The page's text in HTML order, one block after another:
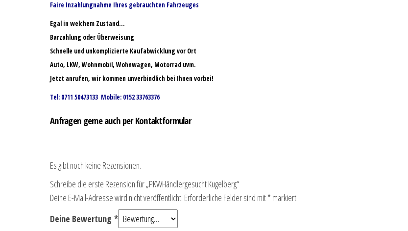
Faire Inzahlungnahme Ihres gebrauchten Fahrzeuges
Egal in welchem Zustand…
Barzahlung oder Überweisung
Schnelle und unkomplizierte Kaufabwicklung vor Ort
Auto, LKW, Wohnmobil, Wohnwagen, Motorrad uvm.
Jetzt anrufen, wir kommen unverbindlich bei Ihnen vorbei!
Tel: 0711 50473133 Mobile: 0152 33763376
Anfragen gerne auch per Kontaktformular
Es gibt noch keine Rezensionen.
Schreibe die erste Rezension für „PKWHändlergesucht Kugelberg“
Deine E-Mail-Adresse wird nicht veröffentlicht. Erforderliche Felder sind mit* markiert
Deine Bewertung *